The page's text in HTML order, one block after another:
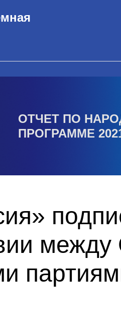
ОТЧЕТ ПО
ПРОГРАММЕ